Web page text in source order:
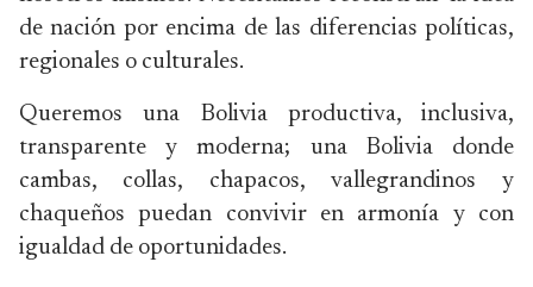
de nación por encima de las diferencias políticas,
regionales o culturales.
Queremos una Bolivia productiva, inclusiva,
transparente y moderna; una Bolivia donde
cambas, collas, chapacos, vallegrandinos y
chaqueños puedan convivir en armonía y con
igualdad de oportunidades.